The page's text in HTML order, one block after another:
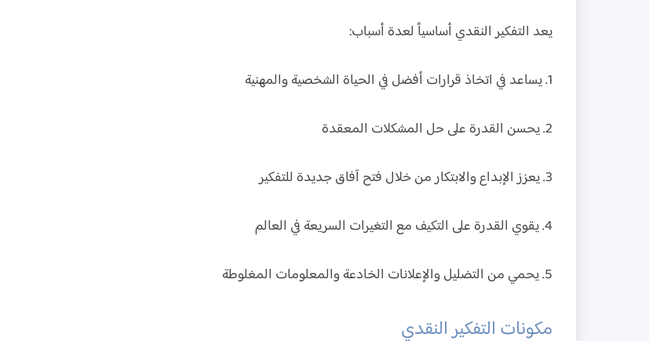
يعد التفكير النقدي أساسياً لعدة أسباب:
1. يساعد في اتخاذ قرارات أفضل في الحياة الشخصية والمهنية
2. يحسن القدرة على حل المشكلات المعقدة
3. يعزز الإبداع والابتكار من خلال فتح آفاق جديدة للتفكير
4. يقوي القدرة على التكيف مع التغيرات السريعة في العالم
5. يحمي من التضليل والإعلانات الخادعة والمعلومات المغلوطة
مكونات التفكير النقدي